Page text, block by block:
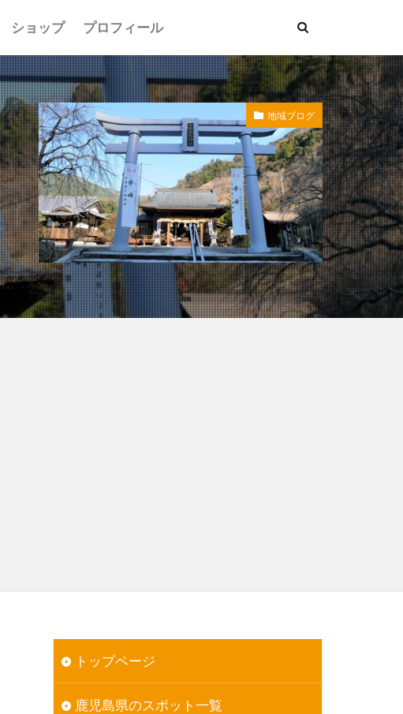
ショップ プロフィール
地域ブログ
トップページ
鹿児島県のスポット一覧